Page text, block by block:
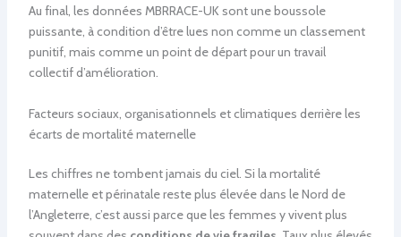
Au final, les données MBRRACE-UK sont une boussole
puissante, à condition d’être lues non comme un classement
punitif, mais comme un point de départ pour un travail
collectif d’amélioration.
Facteurs sociaux, organisationnels et climatiques derrière les
écarts de mortalité maternelle
Les chiffres ne tombent jamais du ciel. Si la mortalité
maternelle et périnatale reste plus élevée dans le Nord de
l’Angleterre, c’est aussi parce que les femmes y vivent plus